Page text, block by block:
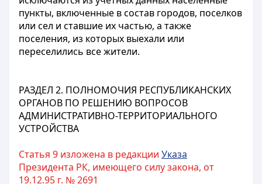
пункты, включенные в состав городов, поселков
или сел и ставшие их частью, а также
поселения, из которых выехали или
переселились все жители.
РАЗДЕЛ 2. ПОЛНОМОЧИЯ РЕСПУБЛИКАНСКИХ
ОРГАНОВ ПО РЕШЕНИЮ ВОПРОСОВ
АДМИНИСТРАТИВНО-ТЕРРИТОРИАЛЬНОГО
УСТРОЙСТВА
Статья 9 изложена в редакции Указа
Президента РК, имеющего силу закона, от
19.12.95 г. № 2691